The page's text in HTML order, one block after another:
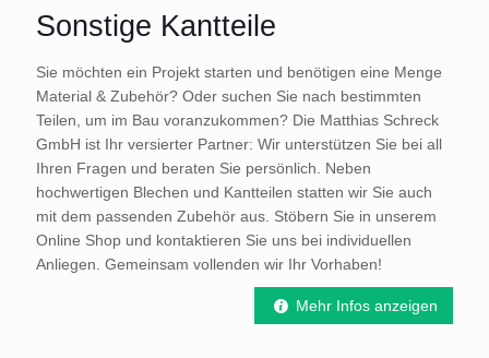
Sonstige Kantteile
Sie möchten ein Projekt starten und benötigen eine Menge
Material & Zubehör? Oder suchen Sie nach bestimmten
Teilen, um im Bau voranzukommen? Die Matthias Schreck
GmbH ist Ihr versierter Partner: Wir unterstützen Sie bei all
Ihren Fragen und beraten Sie persönlich. Neben
hochwertigen Blechen und Kantteilen statten wir Sie auch
mit dem passenden Zubehör aus. Stöbern Sie in unserem
Online Shop und kontaktieren Sie uns bei individuellen
Anliegen. Gemeinsam vollenden wir Ihr Vorhaben!
Mehr Infos anzeigen